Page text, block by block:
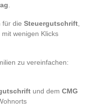
für die Steuergutschrift
mit wenigen Klicks
zu vereinfachen:
und dem CMG